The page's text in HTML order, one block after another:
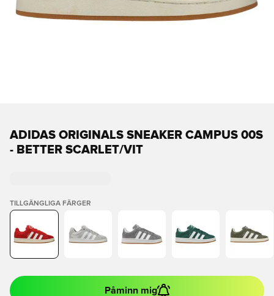
ADIDAS ORIGINALS SNEAKER CAMPUS 00S
- BETTER SCARLET/VIT
TILLGÄNGLIGA FÄRGER
Påminn mig